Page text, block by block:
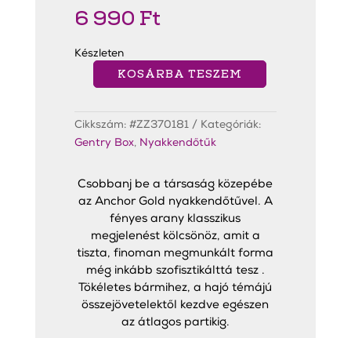
6 990 Ft
Készleten
Gold
mennyiség
KOSÁRBA TESZEM
Cikkszám: #ZZ370181
Kategóriák:
Gentry Box, Nyakkendőtűk
Csobbanj be a társaság közepébe
az Anchor Gold nyakkendőtűvel. A
fényes arany klasszikus
megjelenést kölcsönöz, amit a
tiszta, finoman megmunkált forma
még inkább szofisztikálttá tesz .
Tökéletes bármihez, a hajó témájú
összejövetelektől kezdve egészen
az átlagos partikig.